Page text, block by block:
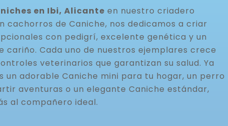
en Ibi, Alicante en nuestro criadero
cachorros de Caniche, nos dedicamos a criar
con pedigrí, excelente genética y un
cariño. Cada uno de nuestros ejemplares crece
veterinarios que garantizan su salud. Ya
un adorable Caniche mini para tu hogar, un perro
aventuras o un elegante Caniche estándar,
al compañero ideal.